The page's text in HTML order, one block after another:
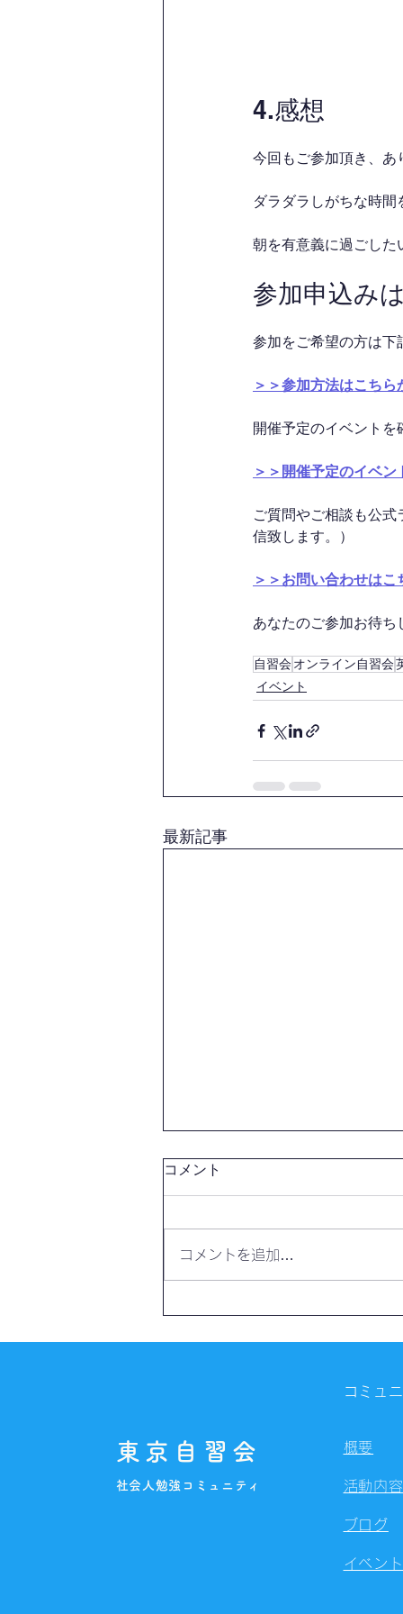
4.感想
今回もご参加頂き、あ
ダラダラしがちな時
朝を有意義に過ごした
参加申込み
参加をご希望の方は下
＞＞参加方法はこちら
開催予定のイベントを
＞＞開催予定のイベン
ご質問やご相談も公
信致します。）
＞＞お問い合わせはこ
あなたのご参加お待
自習会オンライン自習会
イベント
最新記事
コメント
コメントを追加…
東京自習会
社会人勉強コミュニティ
コミュ
概要
活動内容
ブログ
イベント